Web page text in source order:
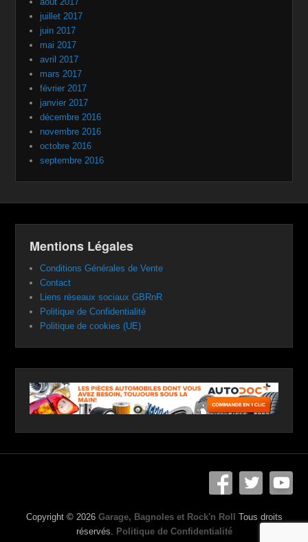
juillet 2017
juin 2017
mai 2017
avril 2017
mars 2017
février 2017
janvier 2017
décembre 2016
novembre 2016
octobre 2016
septembre 2016
Mentions Légales
Conditions Générales de Vente
Contact
Liens réseaux sociaux GBRnR
Politique de Confidentialité
Politique de cookies (UE)
Copyright © 2026 Garage, Bagnoles et Rock'n Roll
Tous droits
réservés. Politique de Confidentialité